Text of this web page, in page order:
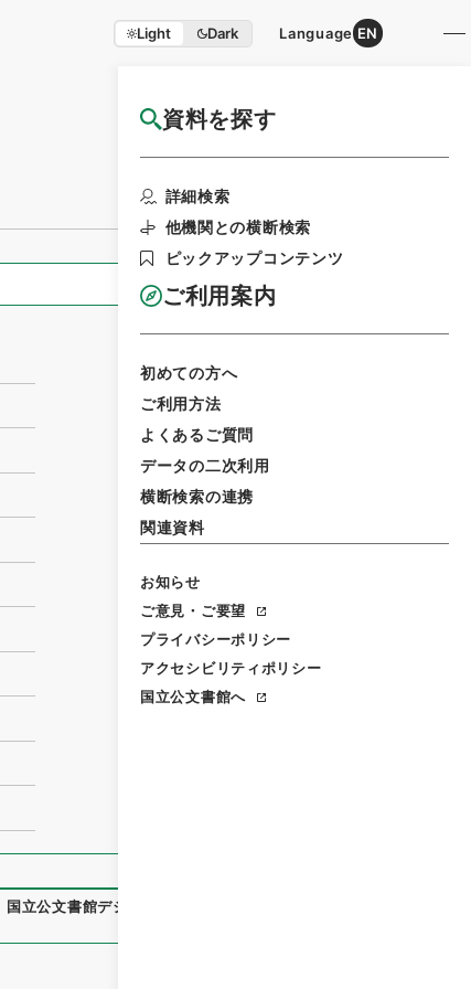
Light Dark Language EN
資料を探す
詳細検索
他機関との横断検索
ピックアップコンテンツ
ご利用案内
初めての方へ
ご利用方法
よくあるご質問
データの二次利用
横断検索の連携
関連資料
お知らせ
ご意見・ご要望
プライバシーポリシー
アクセシビリティポリシー
国立公文書館へ
国立公文書館HP利用案内
全ての情報
国立公文書館デジタルアーカイブ